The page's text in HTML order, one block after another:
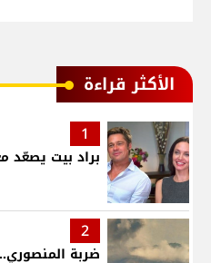
الأكثر قراءة
1
براد بيت يصعّد
2
ضربة